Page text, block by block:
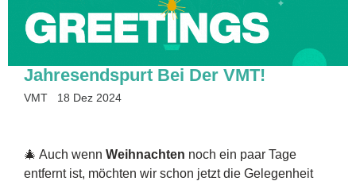
Jahresendspurt Bei Der VMT!
VMT 18 Dez 2024
🎄 Auch wenn Weihnachten noch ein paar Tage
entfernt ist, möchten wir schon jetzt die Gelegenheit